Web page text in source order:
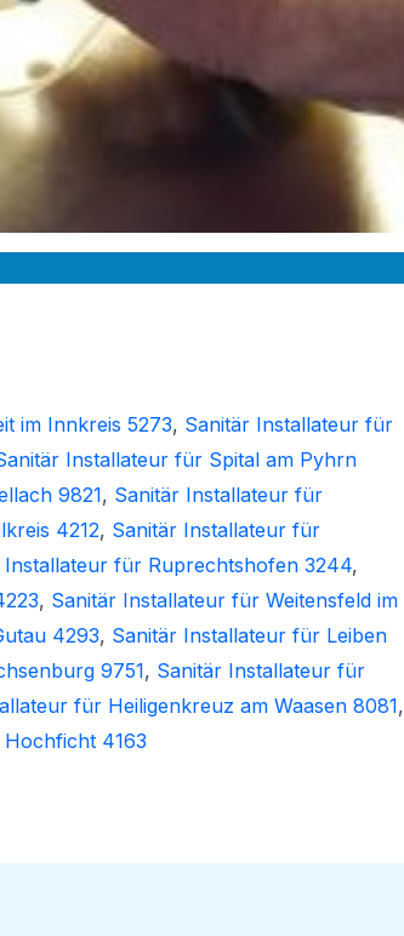
im Innkreis 5273, Sanitär Installateur für
Installateur für Spital am Pyhrn
9821, Sanitär Installateur für
4212, Sanitär Installateur für
Installateur für Ruprechtshofen 3244,
, Sanitär Installateur für Weitensfeld im
4293, Sanitär Installateur für Leiben
9751, Sanitär Installateur für
für Heiligenkreuz am Waasen 8081,
4163